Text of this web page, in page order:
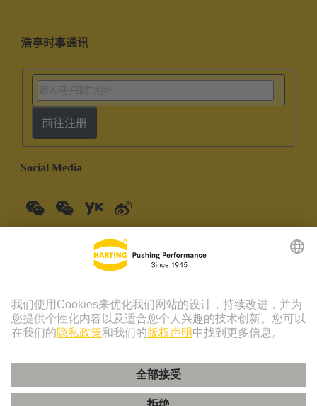
浩亭时事通讯
前往注册
Social Media
© 浩亭技术集团 | 浩亭 (珠海) 制造有限公司 珠海市创新四路19
3510室 联系电话：+86 21 3418 9758， +86 400 176 1166
版本说明隐私政策Cookie 政策Cookie 设置隐私政策 - 友盟+